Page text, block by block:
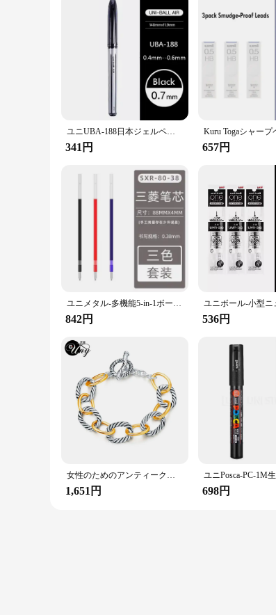
ユニUBA-188日本ジェルペン、0.5mm、0.7mm、無料のインク制御、署名ペン、黒、赤、青、滑らかな書き込み、学校、オフィス
341円 657円
ユニメタル-多機能5-in-1ボールペン,機械式鉛筆,つや消しペイント,グラディエーターストリーム,オフィス用
842円 536円
女性のためのアンティーク風ユニセックスブレスレット,ヴィンテージ,ブランド,ジュエリー,ケーブル,ワイヤー,クリスマスプレゼント
1,651円 698円